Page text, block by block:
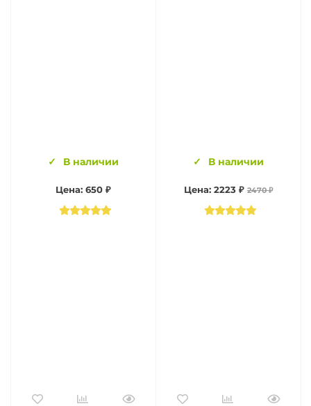
В наличии
Цена: 650 ₽
В наличии
Цена: 2223 ₽ 2470 ₽